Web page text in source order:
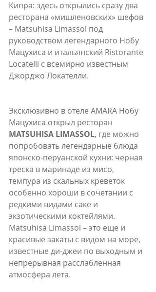
Кипра: здесь открылись сразу два
ресторана «мишленовских» шефов
– Matsuhisa Limassol под
руководством легендарного Нобу
Мацухиса и итальянский Ristorante
Locatelli с всемирно известным
Джорджо Локателли.
Эксклюзивно в отеле AMARA Нобу
Мацухиса открыл ресторан
MATSUHISA LIMASSOL, где можно
попробовать легендарные блюда
японско-перуанской кухни: черная
треска в маринаде из мисо,
темпура из скальных креветок
особенно хороши в сочетании с
редкими видами саке и
экзотическими коктейлями.
Matsuhisa Limassol – это еще и
красивые закаты с видом на море,
известные ди-джеи по выходным и
непрерывная расслабленная
атмосфера лета.